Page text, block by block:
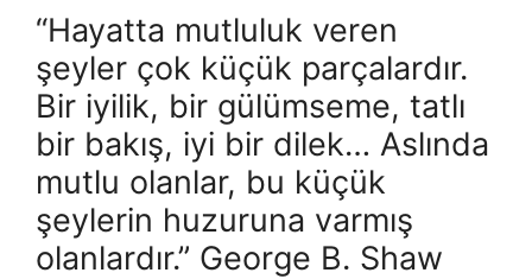
“Hayatta mutluluk veren
şeyler çok küçük parçalardır.
Bir iyilik, bir gülümseme, tatlı
bir bakış, iyi bir dilek… Aslında
mutlu olanlar, bu küçük
şeylerin huzuruna varmış
olanlardır.” George B. Shaw